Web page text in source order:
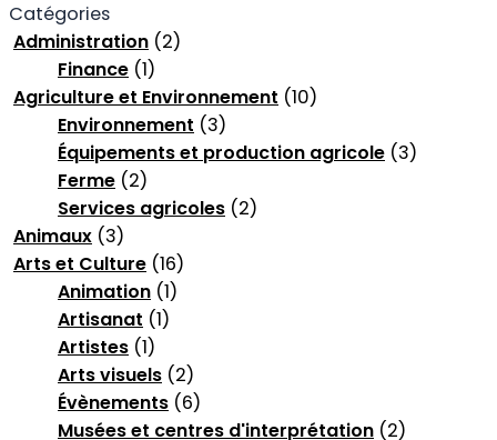
Catégories
Administration (2)
Finance (1)
Agriculture et Environnement (10)
Environnement (3)
Équipements et production agricole (3)
Ferme (2)
Services agricoles (2)
Animaux (3)
Arts et Culture (16)
Animation (1)
Artisanat (1)
Artistes (1)
Arts visuels (2)
Évènements (6)
Musées et centres d'interprétation (2)